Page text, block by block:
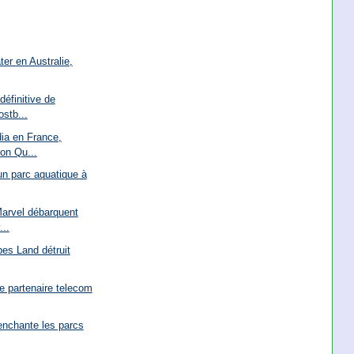
en Australie,
de
en France,
Qu...
parc aquatique à
débarquent
Land détruit
partenaire telecom
les parcs